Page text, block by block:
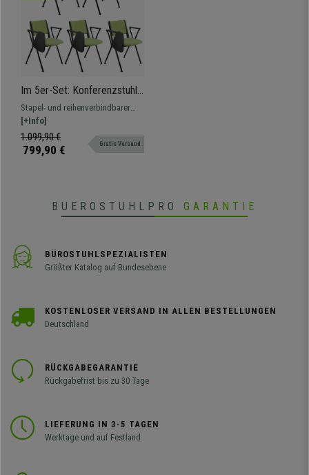
Im 5er-Set: Konferenzstuhl
CARINA MIT
SCHREIBBRETT, stapel- und
reihenverbindbar, schwarzes
Stahlgestell, Stoffbezug
Farbe Grün
Stapel- und reihenverbindbarer
Konferenzstuhl mit Schreibbrett.
Attraktives modernes Design,
erhältlich auch gepolstert, mit
[+Info]
1.099,90 €
799,90 € Gratis Versand
BUEROSTUHLPRO GARANTIE
BÜROSTUHLSPEZIALISTEN
Größter Katalog auf Bundesebene
KOSTENLOSER VERSAND IN ALLEN BESTELLUNGEN
Deutschland
RÜCKGABEGARANTIE
Rückgabefrist bis zu 30 Tage
LIEFERUNG IN 3-5 TAGEN
Werktage und auf Festland